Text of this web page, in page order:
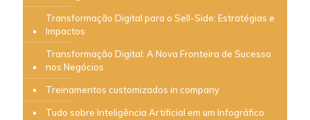
Transformação Digital para o Sell-Side: Estratégias e
Impactos
Transformação Digital: A Nova Fronteira de Sucesso
nos Negócios
Treinamentos customizados in company
Tudo sobre Inteligência Artificial em um Infográfico